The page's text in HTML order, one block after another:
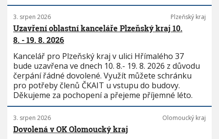
3. srpen 2026 Plzeňský kraj
Uzavření oblastní kanceláře Plzeňský kraj 10.
8. - 19. 8. 2026
Kancelář pro Plzeňský kraj v ulici Hřímalého 37
bude uzavřena ve dnech 10. 8.- 19. 8. 2026 z důvodu
čerpání řádné dovolené. Využít můžete schránku
pro potřeby členů ČKAIT u vstupu do budovy.
Děkujeme za pochopení a přejeme příjemné léto.
3. srpen 2026 Olomoucký kraj
Dovolená v OK Olomoucký kraj